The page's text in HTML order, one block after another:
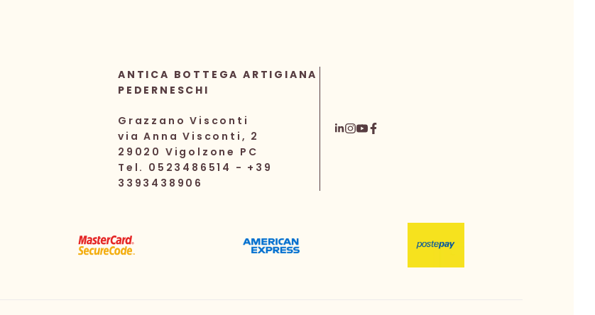
ANTICA BOTTEGA ARTIGIANA
PEDERNESCHI
Grazzano Visconti
via Anna Visconti, 2
29020 Vigolzone PC
Tel. 0523486514 - +39
3393438906